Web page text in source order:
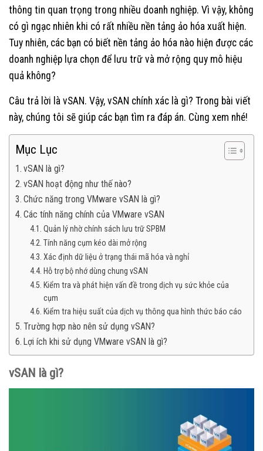
thông tin quan trọng trong nhiều doanh nghiệp. Vì vậy, không
có gì ngạc nhiên khi có rất nhiều nền tảng ảo hóa xuất hiện.
Tuy nhiên, các bạn có biết nền tảng ảo hóa nào hiện được các
doanh nghiệp lựa chọn để lưu trữ và mở rộng quy mô hiệu
quả không?
Câu trả lời là vSAN. Vậy, vSAN chính xác là gì? Trong bài viết
này, chúng tôi sẽ giúp các bạn tìm ra đáp án. Cùng xem nhé!
Mục Lục
vSAN là gì?
vSAN hoạt động như thế nào?
Chức năng trong VMware vSAN là gì?
Các tính năng chính của VMware vSAN
Quản lý nhờ chính sách lưu trữ SPBM
Tính năng cụm kéo dài mở rộng
Xác định dữ liệu ở trạng thái mã hóa và nghỉ
Hỗ trợ bộ nhớ dùng chung vSAN
Kiểm tra và phát hiện vấn đề trong dịch vụ sức khỏe của
cụm
Kiểm tra hiệu suất của dịch vụ thông qua hình thức báo cáo
Trường hợp nào nên sử dụng vSAN?
Lợi ích khi sử dụng VMware vSAN là gì?
vSAN là gì?